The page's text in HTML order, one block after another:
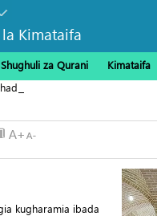
Kimataifa
Shughuli za Qurani Kimataifa
kuhusu ugombea wa
kugharamia ibada